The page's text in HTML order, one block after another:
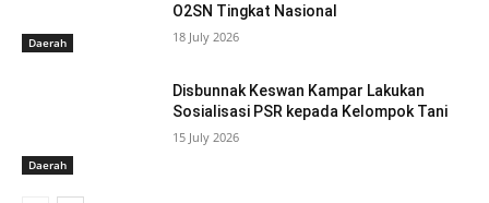
Daerah
O2SN Tingkat Nasional
18 July 2026
Daerah
Disbunnak Keswan Kampar Lakukan
Sosialisasi PSR kepada Kelompok Tani
15 July 2026